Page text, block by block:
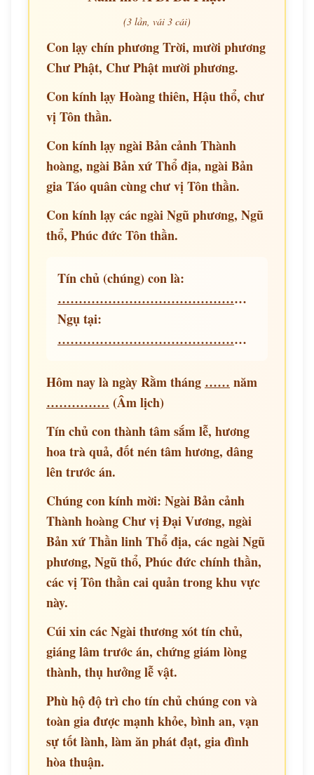
(3 lần, vái 3 cái)
Con lạy chín phương Trời, mười phương
Chư Phật, Chư Phật mười phương.
Con kính lạy Hoàng thiên, Hậu thổ, chư
vị Tôn thần.
Con kính lạy ngài Bản cảnh Thành
hoàng, ngài Bản xứ Thổ địa, ngài Bản
gia Táo quân cùng chư vị Tôn thần.
Con kính lạy các ngài Ngũ phương, Ngũ
thổ, Phúc đức Tôn thần.
Tín chủ (chúng) con là:
……………………………………………………………
Ngụ tại:
……………………………………………………………
Hôm nay là ngày Rằm tháng …… năm
…………… (Âm lịch)
Tín chủ con thành tâm sắm lễ, hương
hoa trà quả, đốt nén tâm hương, dâng
lên trước án.
Chúng con kính mời: Ngài Bản cảnh
Thành hoàng Chư vị Đại Vương, ngài
Bản xứ Thần linh Thổ địa, các ngài Ngũ
phương, Ngũ thổ, Phúc đức chính thần,
các vị Tôn thần cai quản trong khu vực
này.
Cúi xin các Ngài thương xót tín chủ,
giáng lâm trước án, chứng giám lòng
thành, thụ hưởng lễ vật.
Phù hộ độ trì cho tín chủ chúng con và
toàn gia được mạnh khỏe, bình an, vạn
sự tốt lành, làm ăn phát đạt, gia đình
hòa thuận.